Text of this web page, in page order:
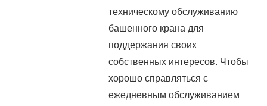
техническому обслуживанию
башенного крана для
поддержания своих
собственных интересов. Чтобы
хорошо справляться с
ежедневным обслуживанием